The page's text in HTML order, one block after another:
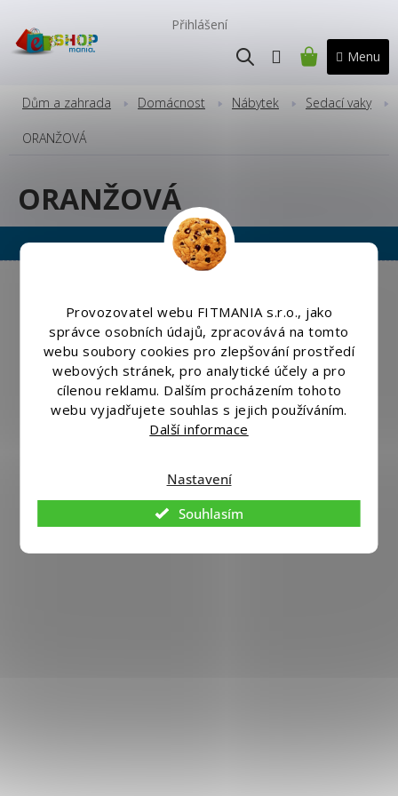
Provozovatel webu FITMANIA s.r.o., jako
správce osobních údajů, zpracovává na tomto
webu soubory cookies pro zlepšování prostředí
webových stránek, pro analytické účely a pro
cílenou reklamu. Dalším procházením tohoto
webu vyjadřujete souhlas s jejich používáním.
Další informace
Nastavení
Souhlasím
obsah
Přihlášení
NÁKUPNÍ
Dům a zahrada Domácnost Nábytek Sedací vaky
ORANŽOVÁ
ORANŽOVÁ
Vytvořil Shoptet |Nakódoval eshopGuru